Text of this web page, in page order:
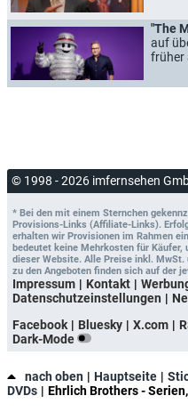
"The
auf
früher
© 1998 - 2026 imfernsehen
* Bei den mit einem Sternchen
Provisions-Links (Affiliate-Links).
erhalten wir Provisionen im Rahmen
bedeutet keine Mehrkosten für
dieser Website. Alle Preise inkl.
zu den Angeboten finden sich auf der
Impressum Kontakt
Datenschutzeinstellungen
Facebook
Bluesky X.com
Dark-Mode
nach oben Hauptseite
DVDs
Ehrlich Brothers -